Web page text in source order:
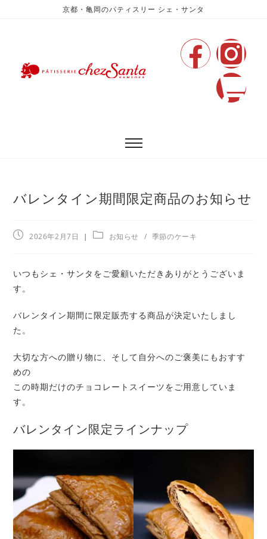
京都・亀岡のパティスリー シェ・サンタ
バレンタイン期間限定商品のお知らせ
2026年2月7日 お知らせ / 季節のケーキ
いつもシェ・サンタをご愛顧いただきありがとうございま
す。
バレンタイン期間に限定販売する商品が決定いたしまし
た。
大切な方への贈り物に、そして自分へのご褒美にもおすす
めの
この時期だけのチョコレートスイーツをご用意していま
す。
バレンタイン限定ラインナップ